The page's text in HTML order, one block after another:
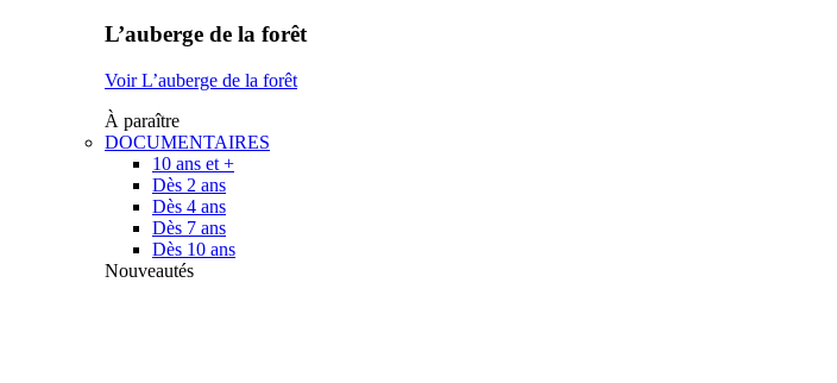
L’auberge de la forêt
Voir L’auberge de la forêt
À paraître
DOCUMENTAIRES
10 ans et +
Dès 2 ans
Dès 4 ans
Dès 7 ans
Dès 10 ans
Nouveautés